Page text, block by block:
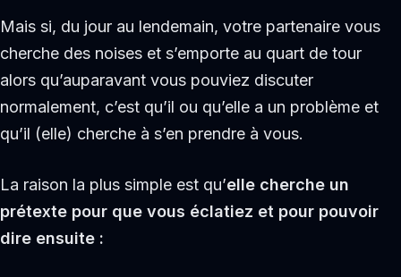
Mais si, du jour au lendemain, votre partenaire vous
cherche des noises et s’emporte au quart de tour
alors qu’auparavant vous pouviez discuter
normalement, c’est qu’il ou qu’elle a un problème et
qu’il (elle) cherche à s’en prendre à vous.
La raison la plus simple est qu’elle cherche un
prétexte pour que vous éclatiez et pour pouvoir
dire ensuite :